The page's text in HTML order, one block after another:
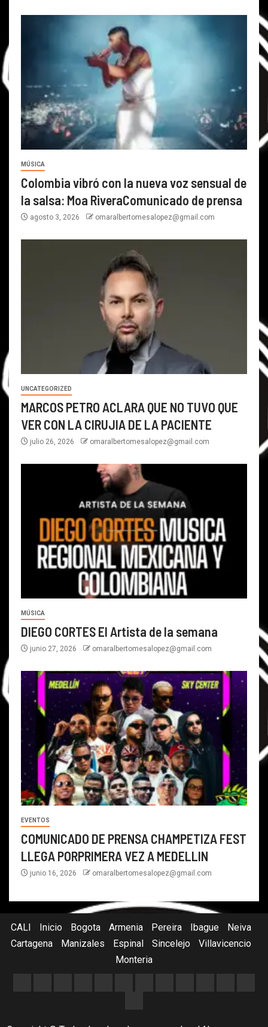
MÚSICA
Colombia vibró con la nueva voz sensual de
la salsa: Moa RiveraComunicado de prensa
agosto 3, 2026 omaralbertomesalopez@gmail.com
UNCATEGORIZED
MARCOS PETRO ACLARA QUE NO TUVO QUE
VER CON LA CIRUJIA DE LA PACIENTE
julio 26, 2026 omaralbertomesalopez@gmail.com
MÚSICA
DIEGO CORTES El Artista de la semana
junio 27, 2026 omaralbertomesalopez@gmail.com
EVENTOS
COMUNICADO DE PRENSA CHAMPETIZA FEST
LLEGA PORPRIMERA VEZ A MEDELLIN
junio 16, 2026 omaralbertomesalopez@gmail.com
CALI Inicio Bogota Armenia Pereira Ibague
Neiva
Cartagena
Manizales Espinal Sincelejo
Villavicencio
Monteria